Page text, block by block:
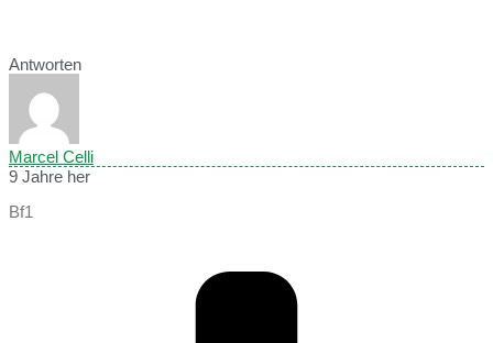
Antworten
Marcel Celli
9 Jahre her
Bf1